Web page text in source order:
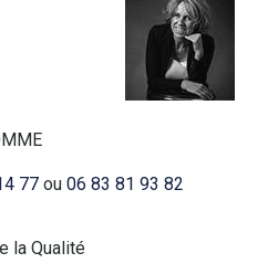
77 ou06 83 81 93 82
la Qualité